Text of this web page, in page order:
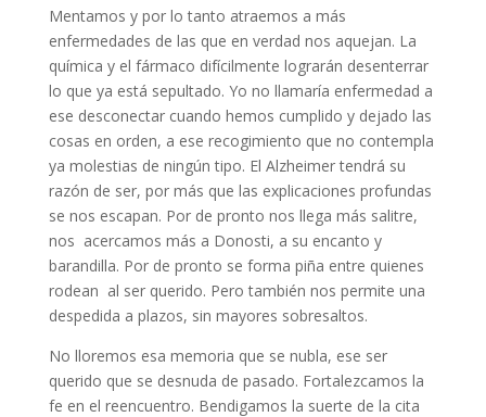
Mentamos y por lo tanto atraemos a más
enfermedades de las que en verdad nos aquejan. La
química y el fármaco difícilmente lograrán desenterrar
lo que ya está sepultado. Yo no llamaría enfermedad a
ese desconectar cuando hemos cumplido y dejado las
cosas en orden, a ese recogimiento que no contempla
ya molestias de ningún tipo. El Alzheimer tendrá su
razón de ser, por más que las explicaciones profundas
se nos escapan. Por de pronto nos llega más salitre,
nos acercamos más a Donosti, a su encanto y
barandilla. Por de pronto se forma piña entre quienes
rodean al ser querido. Pero también nos permite una
despedida a plazos, sin mayores sobresaltos.
No lloremos esa memoria que se nubla, ese ser
querido que se desnuda de pasado. Fortalezcamos la
fe en el reencuentro. Bendigamos la suerte de la cita